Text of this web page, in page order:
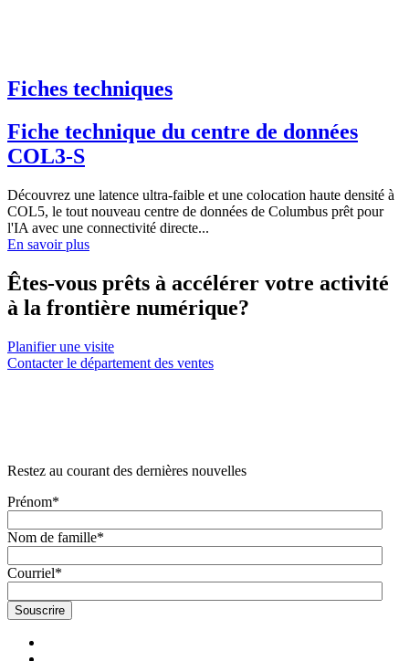
Fiches techniques
Fiche technique du centre de données
COL3-S
Découvrez une latence ultra-faible et une colocation haute densité à
COL5, le tout nouveau centre de données de Columbus prêt pour
l'IA avec une connectivité directe...
En savoir plus
Êtes-vous prêts à accélérer votre activité
à la frontière numérique?
Planifier une visite
Contacter le département des ventes
Restez au courant des dernières nouvelles
Prénom*
Nom de famille*
Courriel*